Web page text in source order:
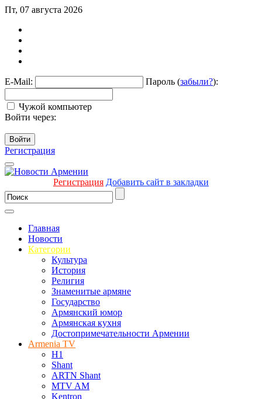
Пт, 07 августа 2026
E-Mail: Пароль (забыли?):
Чужой компьютер
Войти через:
Войти
Регистрация
Регистрация Добавить сайт в закладки
Главная
Новости
Категории
Культура
История
Религия
Знаменитые армяне
Государство
Армянский юмор
Армянская кухня
Достопримечательности Армении
Armenia TV
H1
Shant
ARTN Shant
MTV AM
Kentron